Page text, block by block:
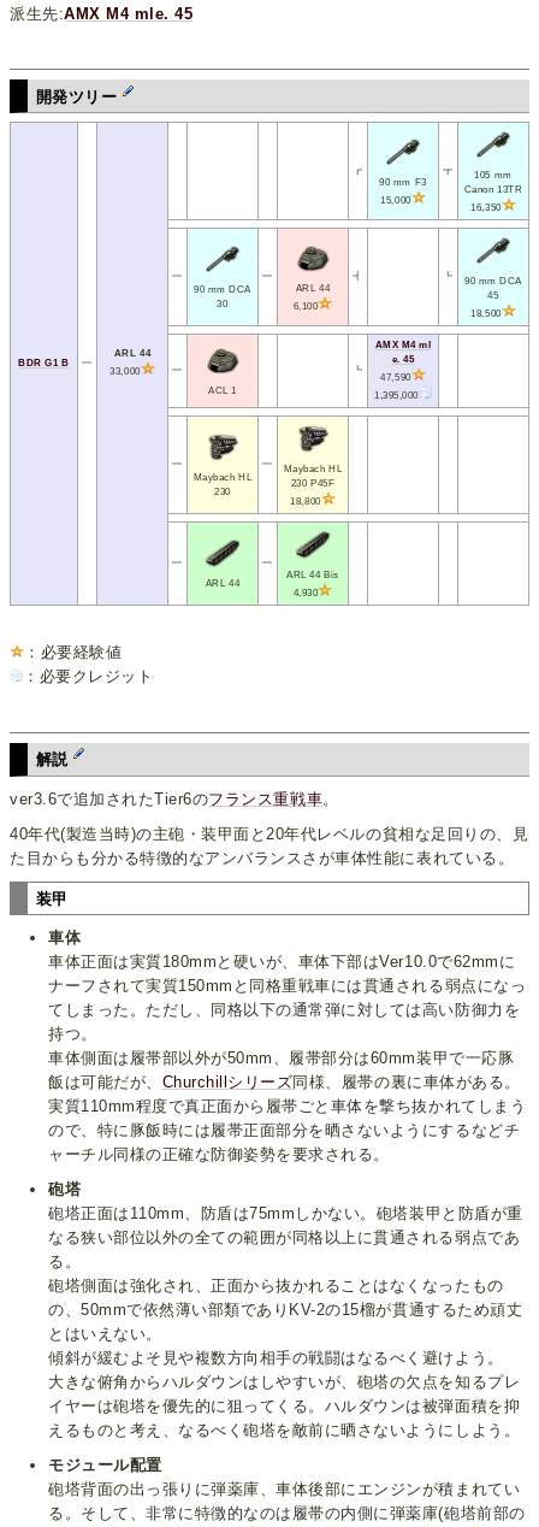
派生先:AMX M4 mle. 45
開発ツリー
BDR G1 B ━
ARL 44
33,000
┏
90 mm F3
15,000
┳
105 mm
Canon 13TR
16,350
━
90 mm DCA
30
━
ARL 44
6,100
┫ ┗
90 mm DCA
45
18,500
━
ACL 1
┗
AMX M4 ml
e. 45
47,590
1,395,000
━
Maybach HL
230
━
Maybach HL
230 P45F
18,800
━
ARL 44
━
ARL 44 Bis
4,930
：必要経験値
：必要クレジット
解説
ver3.6で追加されたTier6のフランス重戦車。
40年代(製造当時)の主砲・装甲面と20年代レベルの貧相な足回りの、見
た目からも分かる特徴的なアンバランスさが車体性能に表れている。
装甲
車体
車体正面は実質180mmと硬いが、車体下部はVer10.0で62mmに
ナーフされて実質150mmと同格重戦車には貫通される弱点になっ
てしまった。ただし、同格以下の通常弾に対しては高い防御力を
持つ。
車体側面は履帯部以外が50mm、履帯部分は60mm装甲で一応豚
飯は可能だが、 Churchillシリーズ同様、履帯の裏に車体がある。
実質110mm程度で真正面から履帯ごと車体を撃ち抜かれてしまう
ので、特に豚飯時には履帯正面部分を晒さないようにするなどチ
ャーチル同様の正確な防御姿勢を要求される。
砲塔
砲塔正面は110mm、防盾は75mmしかない。砲塔装甲と防盾が重
なる狭い部位以外の全ての範囲が同格以上に貫通される弱点であ
る。
砲塔側面は強化され、正面から抜かれることはなくなったもの
の、50mmで依然薄い部類でありKV-2の15榴が貫通するため頑丈
とはいえない。
傾斜が緩むよそ見や複数方向相手の戦闘はなるべく避けよう。
大きな俯角からハルダウンはしやすいが、砲塔の欠点を知るプレ
イヤーは砲塔を優先的に狙ってくる。ハルダウンは被弾面積を抑
えるものと考え、なるべく砲塔を敵前に晒さないようにしよう。
モジュール配置
砲塔背面の出っ張りに弾薬庫、車体後部にエンジンが積まれてい
る。そして、非常に特徴的なのは履帯の内側に弾薬庫(砲塔前部の